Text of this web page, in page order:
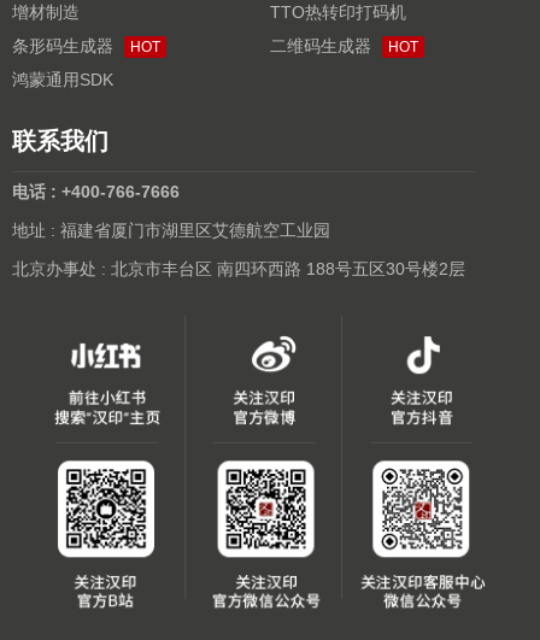
增材制造
TTO热转印打码机
条形码生成器
HOT 二维码生成器 HOT
鸿蒙通用SDK
联系我们
电话 : +400-766-7666
地址 : 福建省厦门市湖里区艾德航空工业园
北京办事处 : 北京市丰台区 南四环西路 188号五区30号楼2层